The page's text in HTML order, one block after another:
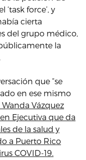
force’, y
cierta
del grupo médico,
la
que “se
en ese mismo
Vázquez
Ejecutiva que da
de la salud y
a Puerto Rico
COVID-19.